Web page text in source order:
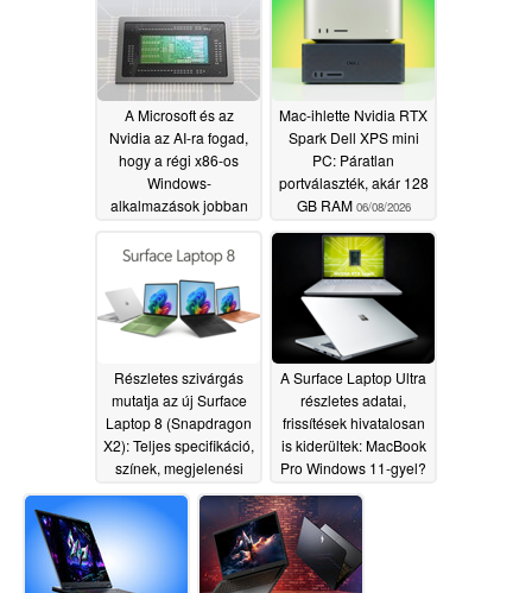
A Microsoft és az
Nvidia az AI-ra fogad,
hogy a régi x86-os
Windows-
alkalmazások jobban
generációs RTX Spark
Mac-ihlette Nvidia RTX
Spark Dell XPS mini
PC: Páratlan
portválaszték, akár 128
GB RAM 06/08/2026
Részletes szivárgás
mutatja az új Surface
Laptop 8 (Snapdragon
X2): Teljes specifikáció,
színek, megjelenési
06/04/2026
A Surface Laptop Ultra
részletes adatai,
frissítések hivatalosan
is kiderültek: MacBook
Pro Windows 11-gyel?
06/04/2026